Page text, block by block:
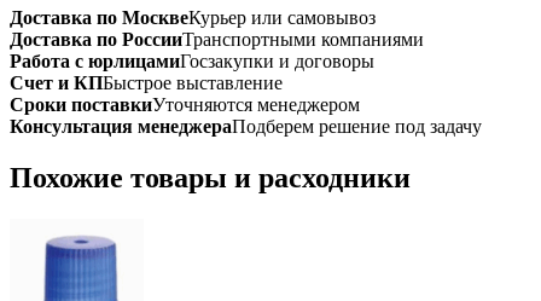
Доставка по МосквеКурьер или самовывоз
Доставка по РоссииТранспортными компаниями
Работа с юрлицамиГосзакупки и договоры
Счет и КПБыстрое выставление
Сроки поставкиУточняются менеджером
Консультация менеджераПодберем решение под задачу
Похожие товары и расходники